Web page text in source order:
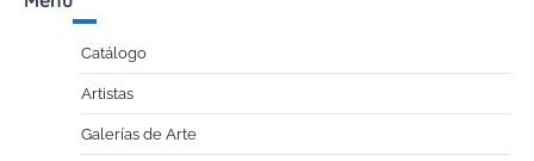
Catálogo
Artistas
Galerías de Arte